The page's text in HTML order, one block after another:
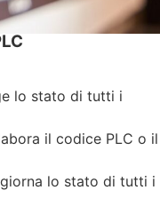
lo stato di tutti i
il codice PLC o il
lo stato di tutti i